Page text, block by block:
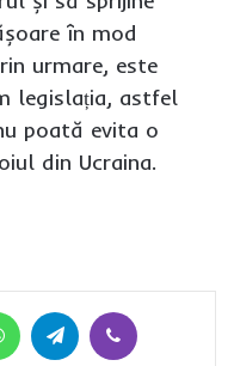
în mod
urmare, este
legislația, astfel
poată evita o
din Ucraina.
WhatsAppTelegram